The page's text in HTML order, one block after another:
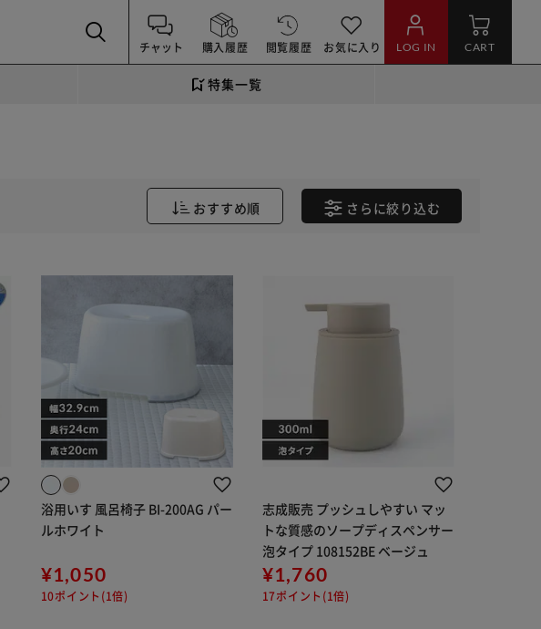
チャット 購入履歴 閲覧履歴 お気に入り LOG IN CART
特集一覧
おすすめ順 さらに絞り込む
浴用いす 風呂椅子 BI-200AG パー
ルホワイト
¥1,050
10ポイント(1倍)
志成販売 プッシュしやすい マッ
トな質感のソープディスペンサー
泡タイプ 108152BE ベージュ
¥1,760
17ポイント(1倍)